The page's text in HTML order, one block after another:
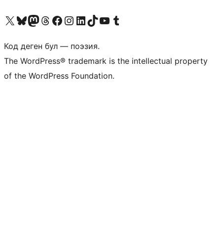
Visit our X (formerly Twitter) account
Visit our Bluesky account
Биздин Mastodon түрмөгүбүзгө баш багыңыз
Visit our Threads account
Биздин Facebook баракчабызга кириңиз
Биздин Instagram баракчабызга баш багыңыз
Биздин LinkedIn баракчабызга баш багыңыз
Visit our TikTok account
Visit our YouTube channel
Visit our Tumblr account
Код деген бул — поэзия.
The WordPress® trademark is the intellectual property
of the WordPress Foundation.